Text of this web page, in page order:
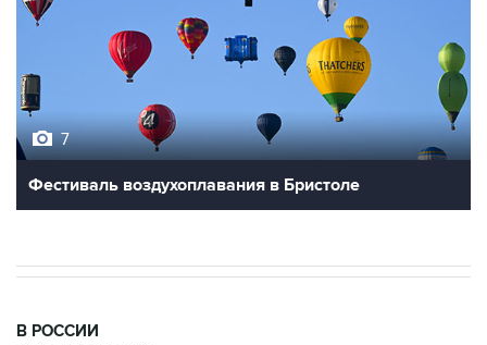
Фестиваль воздухоплавания в Бристоле